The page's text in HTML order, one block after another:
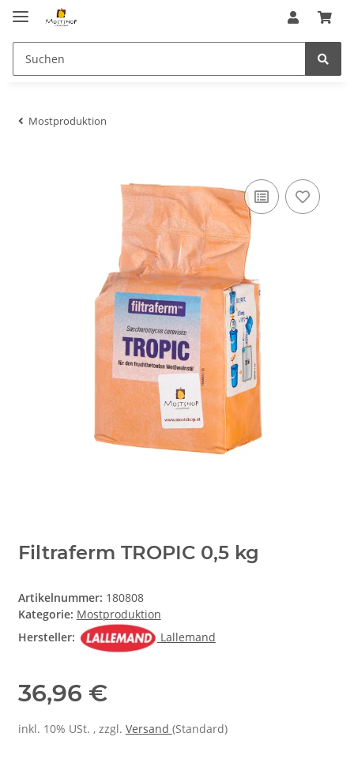
Mostproduktion
Filtraferm TROPIC 0,5 kg
Artikelnummer: 180808
Kategorie: Mostproduktion
Hersteller:
Lallemand
36,96 €
inkl. 10% USt. , zzgl. Versand (Standard)